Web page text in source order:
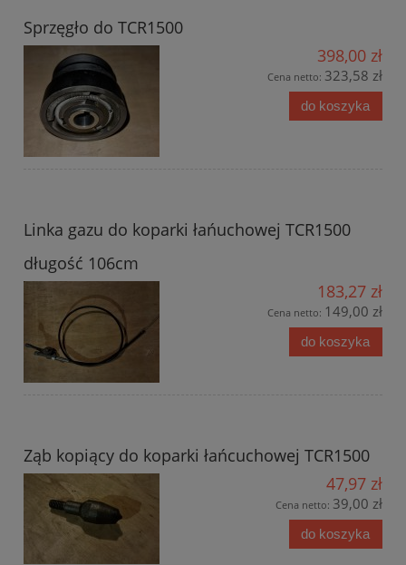
Sprzęgło do TCR1500
398,00 zł
Cena netto: 323,58 zł
do koszyka
Linka gazu do koparki łańuchowej TCR1500
długość 106cm
183,27 zł
Cena netto: 149,00 zł
do koszyka
Ząb kopiący do koparki łańcuchowej TCR1500
47,97 zł
Cena netto: 39,00 zł
do koszyka